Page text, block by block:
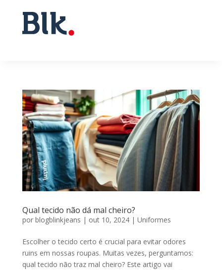
Qual tecido não dá mal cheiro?
por blogblinkjeans | out 10, 2024| Uniformes
Escolher o tecido certo é crucial para evitar odores
ruins em nossas roupas. Muitas vezes, perguntamos:
qual tecido não traz mal cheiro? Este artigo vai